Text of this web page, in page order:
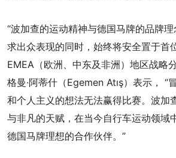
“波加查的运动精神与德国马牌的品牌
求出众表现的同时，始终将安全置于首
EMEA（欧洲、中东及非洲）地区战略
格曼·阿蒂什（Egemen Atış）表示， “
和个人主义的想法无法赢得比赛。波加
与非凡的天赋，在当今自行车运动领域
德国马牌理想的合作伙伴。”